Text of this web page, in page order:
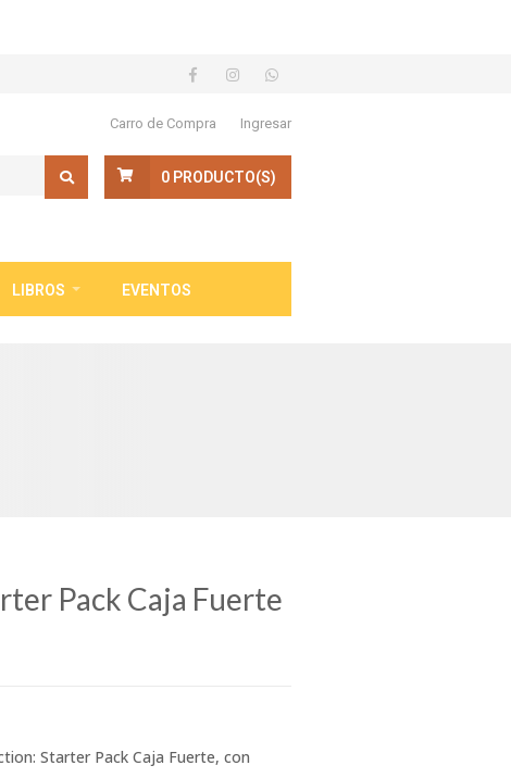
Carro de Compra Ingresar
0 PRODUCTO(S)
LIBROS EVENTOS
Pack Caja Fuerte
Starter Pack Caja Fuerte, con